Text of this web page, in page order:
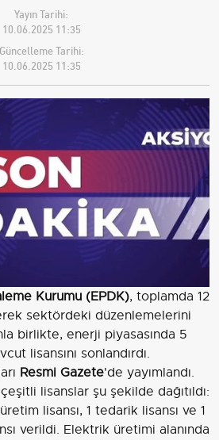
Yayın Tarihi:
10.06.2025 11:35
Güncelleme Tarihi:
10.06.2025 11:35
Kurumu (EPDK), toplamda 12
sektördeki düzenlemelerini
birlikte, enerji piyasasında 5
lisansını sonlandırdı.
Resmi Gazete'de yayımlandı.
lisanslar şu şekilde dağıtıldı:
lisansı, 1 tedarik lisansı ve 1
verildi. Elektrik üretimi alanında